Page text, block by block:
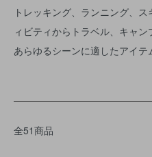
トレッキング、ランニング、
ィビティからトラベル、キャン
あらゆるシーンに適したアイテ
全51商品